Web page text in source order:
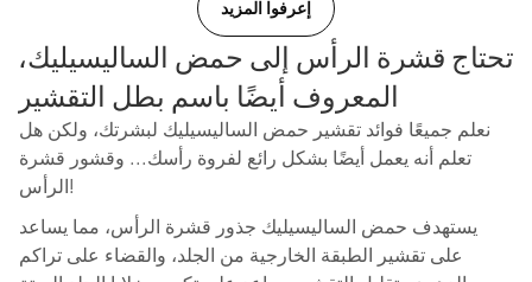
إعرفوا المزيد
تحتاج قشرة الرأس إلى حمض الساليسيليك،
المعروف أيضًا باسم بطل التقشير
نعلم جميعًا فوائد تقشير حمض الساليسيليك لبشرتك، ولكن هل
تعلم أنه يعمل أيضًا بشكل رائع لفروة رأسك... وقشور قشرة
الرأس!
يستهدف حمض الساليسيليك جذور قشرة الرأس، مما يساعد
على تقشير الطبقة الخارجية من الجلد، والقضاء على تراكم